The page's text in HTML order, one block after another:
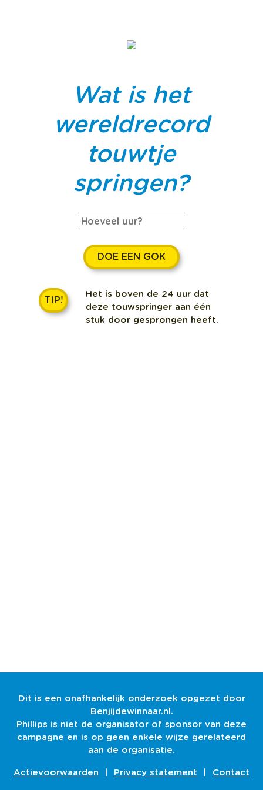
Wat is het
wereldrecord
touwtje
springen?
DOE EEN GOK
TIP!
Het is boven de 24 uur dat
deze touwspringer aan één
stuk door gesprongen heeft.
Dit is een onafhankelijk onderzoek opgezet door
Benjijdewinnaar.nl.
Phillips is niet de organisator of sponsor van deze
campagne en is op geen enkele wijze gerelateerd
aan de organisatie.
Actievoorwaarden Privacy statement Contact